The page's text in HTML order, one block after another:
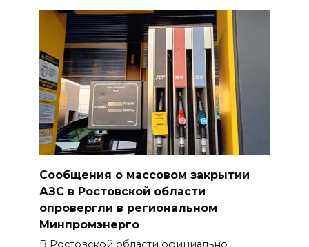
Сообщения о массовом закрытии
АЗС в Ростовской области
опровергли в региональном
Минпромэнерго
В Ростовской области официально